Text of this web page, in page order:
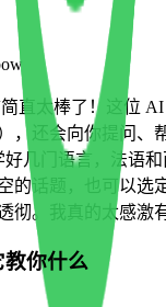
直太棒了！这位
，还会向你提问、
好几门语言，法语
的话题，也可以选
彻。我真的太感激
你什么